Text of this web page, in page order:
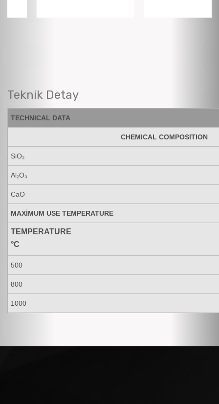
Teknik Detay
TECHNICAL DATA
CHEMICAL COMPOSITION
SiO₂
Al₂O₃
CaO
MAXİMUM USE TEMPERATURE
TEMPERATURE
°C
500
800
1000